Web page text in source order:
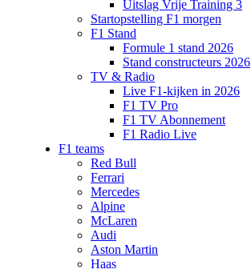
Uitslag Vrije Training 3
Startopstelling F1 morgen
F1 Stand
Formule 1 stand 2026
Stand constructeurs 2026
TV & Radio
Live F1-kijken in 2026
F1 TV Pro
F1 TV Abonnement
F1 Radio Live
F1 teams
Red Bull
Ferrari
Mercedes
Alpine
McLaren
Audi
Aston Martin
Haas